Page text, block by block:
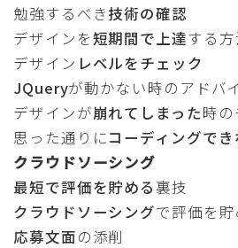
勉強するべき技術の確認
デザインを短期間で上達する方
デザイン レベルをチェック
JQueryが動かない時のアドバ
デザインが崩れてしまった時の
思った通りにコーディングでき
クラウドソーシング
最短で評価を貯める 裏技
クラウドソーシングで評価を
応募文面の添削